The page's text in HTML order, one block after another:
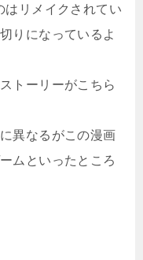
はリメイクされてい
りになっているよ
トーリーがこちら
異なるがこの漫画
ムといったところ